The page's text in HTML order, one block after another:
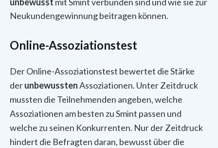
Neukundengewinnung beitragen können.
Online-Assoziationstest
Der Online-Assoziationstest bewertet die Stärke
derunbewusstenAssoziationen. Unter Zeitdruck
mussten die Teilnehmenden angeben, welche
Assoziationen am besten zu Smint passen und
welche zu seinen Konkurrenten. Nur der Zeitdruck
hindert die Befragten daran, bewusst über die